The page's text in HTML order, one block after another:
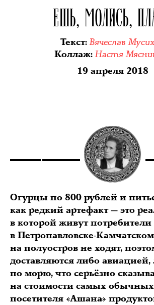
ЕШЬ, МОЛИСЬ,
Текст:Вячеслав
Коллаж:Настя
19 апреля 2018
Огурцы по 800 рублей и
как редкий артефакт — это
в которой живут потребители
в Петропавловске-
на полуостров не ходят,
доставляются либо авиацией,
по морю, что серьёзно
на стоимости самых
посетителя «Ашана»